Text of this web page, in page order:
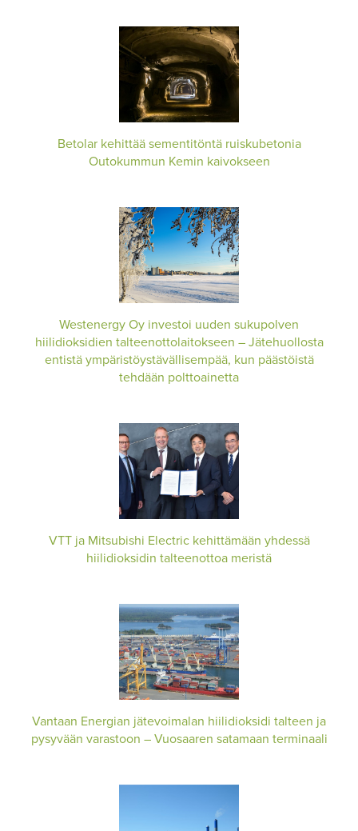
Betolar kehittää sementitöntä ruiskubetonia
Outokummun Kemin kaivokseen
Westenergy Oy investoi uuden sukupolven
hiilidioksidien talteenottolaitokseen – Jätehuollosta
entistä ympäristöystävällisempää, kun päästöistä
tehdään polttoainetta
VTT ja Mitsubishi Electric kehittämään yhdessä
hiilidioksidin talteenottoa meristä
Vantaan Energian jätevoimalan hiilidioksidi talteen ja
pysyvään varastoon – Vuosaaren satamaan terminaali